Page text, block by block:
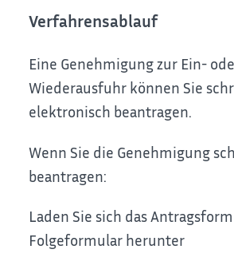
Verfahrensablauf
Eine Genehmigung zur Ein-
Wiederausfuhr können Sie
elektronisch beantragen.
Wenn Sie die Genehmigung
beantragen:
Laden Sie sich das
Folgeformular herunter